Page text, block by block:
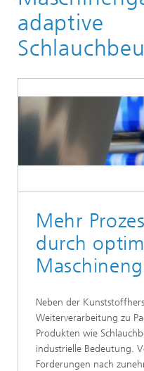
adaptive
Mehr
durch
Neben der
Weiterverarbeitung zu
Produkten wie
industrielle Bedeutung.
Forderungen nach